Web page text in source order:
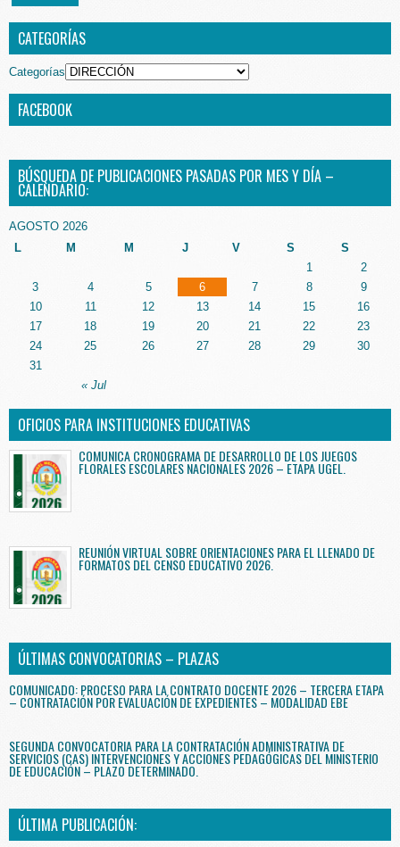
CATEGORÍAS
Categorías
FACEBOOK
BÚSQUEDA DE PUBLICACIONES PASADAS POR MES Y DÍA –
CALENDARIO:
AGOSTO 2026
L
M M J V S S
« Jul
1
2
3
4 5 6 7 8
9
10
11 12 13 14 15
16
17
18 19 20 21 22
23
24
25 26 27 28 29
30
31
OFICIOS PARA INSTITUCIONES EDUCATIVAS
COMUNICA CRONOGRAMA DE DESARROLLO DE LOS JUEGOS
FLORALES ESCOLARES NACIONALES 2026 – ETAPA UGEL.
REUNIÓN VIRTUAL SOBRE ORIENTACIONES PARA EL LLENADO DE
FORMATOS DEL CENSO EDUCATIVO 2026.
ÚLTIMAS CONVOCATORIAS – PLAZAS
COMUNICADO: PROCESO PARA LA CONTRATO DOCENTE 2026 – TERCERA ETAPA
– CONTRATACIÓN POR EVALUACIÓN DE EXPEDIENTES – MODALIDAD EBE
SEGUNDA CONVOCATORIA PARA LA CONTRATACIÓN ADMINISTRATIVA DE
SERVICIOS (CAS) INTERVENCIONES Y ACCIONES PEDAGÓGICAS DEL MINISTERIO
DE EDUCACIÓN – PLAZO DETERMINADO.
ÚLTIMA PUBLICACIÓN: